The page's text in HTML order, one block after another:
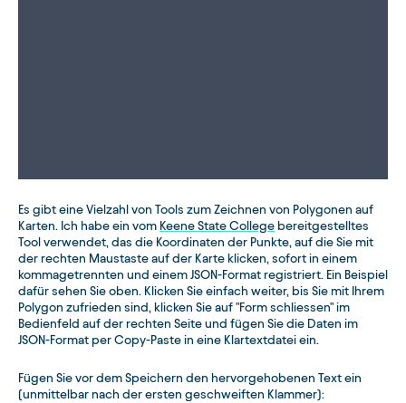
Es gibt eine Vielzahl von Tools zum Zeichnen von Polygonen auf
Karten. Ich habe ein vom Keene State College bereitgestelltes
Tool verwendet, das die Koordinaten der Punkte, auf die Sie mit
der rechten Maustaste auf der Karte klicken, sofort in einem
kommagetrennten und einem JSON-Format registriert. Ein Beispiel
dafür sehen Sie oben. Klicken Sie einfach weiter, bis Sie mit Ihrem
Polygon zufrieden sind, klicken Sie auf "Form schliessen" im
Bedienfeld auf der rechten Seite und fügen Sie die Daten im
JSON-Format per Copy-Paste in eine Klartextdatei ein.
Fügen Sie vor dem Speichern den hervorgehobenen Text ein
(unmittelbar nach der ersten geschweiften Klammer):